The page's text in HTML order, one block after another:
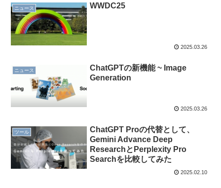
ニュース WWDC25
2025.03.26
ニュース
ChatGPTの新機能 ~ Image
Generation
2025.03.26
ツール
ChatGPT Proの代替として、
Gemini Advance Deep
ResearchとPerplexity Pro
Searchを比較してみた
2025.02.10